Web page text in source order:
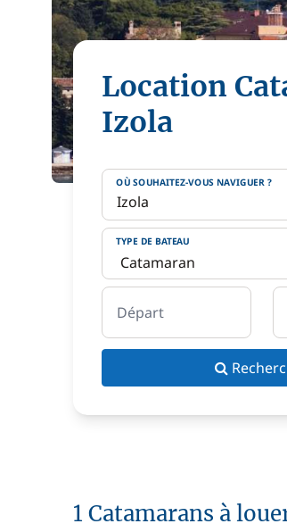
Location
Izola
OÙ SOUHAITEZ-VOUS NAVIGUER ?
TYPE DE BATEAU
Départ
1 Catamarans à